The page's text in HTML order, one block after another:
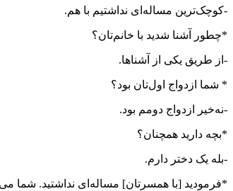
-کوچک‌ترین مساله‌ای نداشتیم با هم.
*چطور آشنا شدید با خانم‌تان؟
-از طریق یکی از آشناها.
* شما ازدواج اول‌تان بود؟
-نه‌خیر ازدواج دومم بود.
*بچه دارید همچنان؟
-بله یک دختر دارم.
*فرمودید [با همسرتان] مساله‌ای نداشتید. شما